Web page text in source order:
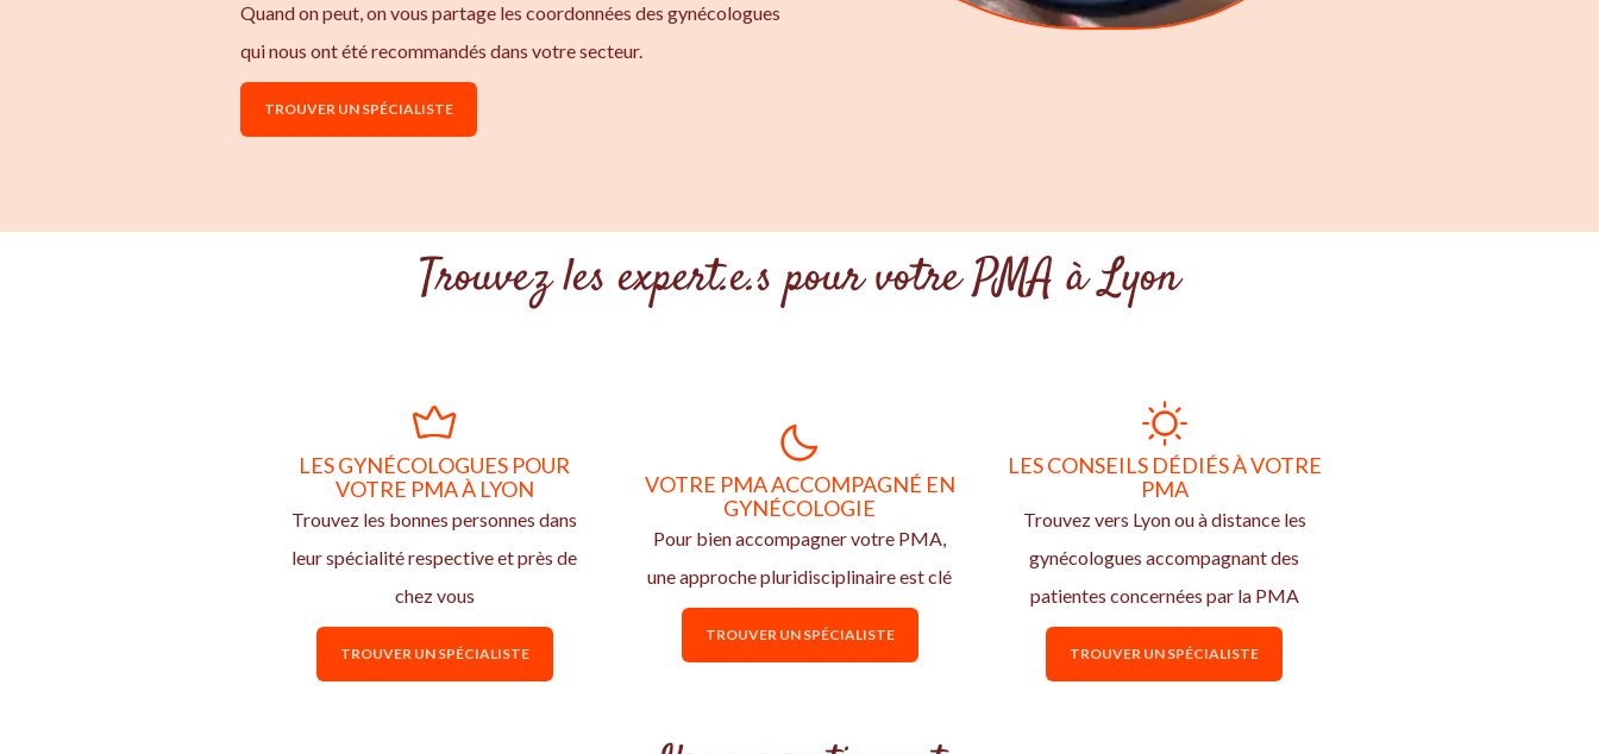
Quand on peut, on vous partage les coordonnées des gynécologues
qui nous ont été recommandés dans votre secteur.
TROUVER UN SPÉCIALISTE
Trouvez les expert.e.s pour votre PMA à Lyon
LES GYNÉCOLOGUES POUR
VOTRE PMA À LYON
Trouvez les bonnes personnes dans
leur spécialité respective et près de
chez vous
TROUVER UN SPÉCIALISTE
VOTRE PMA ACCOMPAGNÉ EN
GYNÉCOLOGIE
Pour bien accompagner votre PMA,
une approche pluridisciplinaire est clé
TROUVER UN SPÉCIALISTE
LES CONSEILS DÉDIÉS À VOTRE
PMA
Trouvez vers Lyon ou à distance les
gynécologues accompagnant des
patientes concernées par la PMA
TROUVER UN SPÉCIALISTE